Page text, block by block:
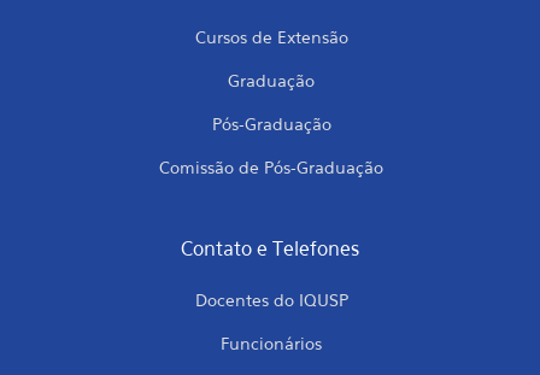
Cursos de Extensão
Graduação
Pós-Graduação
Comissão de Pós-Graduação
Contato e Telefones
Docentes do IQUSP
Funcionários